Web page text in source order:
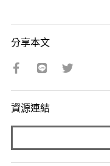
分享本文
資源連結